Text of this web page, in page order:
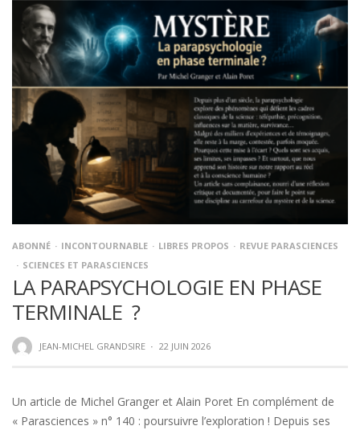
ABONNÉ INCONTOURNABLE LIBRES PROPOS
REVUE PARASCIENCES
SCIENCES ET PARASCIENCES
LA PARAPSYCHOLOGIE EN PHASE
TERMINALE ?
JEAN-MICHEL GRANDSIRE · 22 JUIN 2026
Un article de Michel Granger et Alain Poret En complément de
« Parasciences » n° 140 : poursuivre l’exploration ! Depuis ses